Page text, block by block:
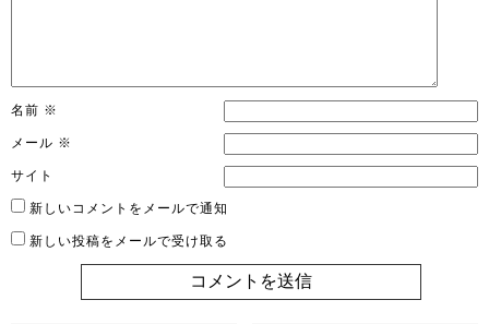
名前 ※
メール ※
サイト
新しいコメントをメールで通知
新しい投稿をメールで受け取る